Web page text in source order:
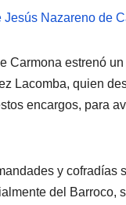
Carmona estrenó
Lacomba, quien
encargos, para
y
del Barroco,